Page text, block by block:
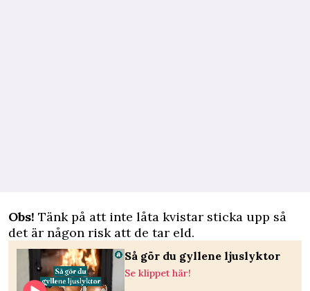
Obs! Tänk på att inte låta kvistar sticka upp så
det är någon risk att de tar eld.
Så gör du gyllene ljuslyktor
Se klippet här!